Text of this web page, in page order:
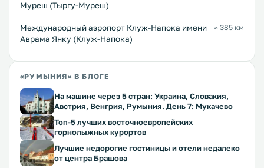
Муреш (Тыргу-Муреш)
Междунарoдный аэропорт Клуж-Напока имени
Аврама Янку (Клуж-Напока)
≈ 385 км
«РУМЫНИЯ» В БЛОГЕ
На машине через 5 стран: Украина, Словакия,
Австрия, Венгрия, Румыния. День 7: Мукачево
Топ-5 лучших восточноевропейских
горнолыжных курортов
Лучшие недорогие гостиницы и отели недалеко
от центра Брашова